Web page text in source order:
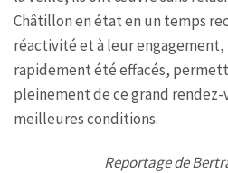
Châtillon en état en un temps
réactivité et à leur engagement,
rapidement été effacés,
pleinement de ce grand rendez-
meilleures conditions.
Reportage de